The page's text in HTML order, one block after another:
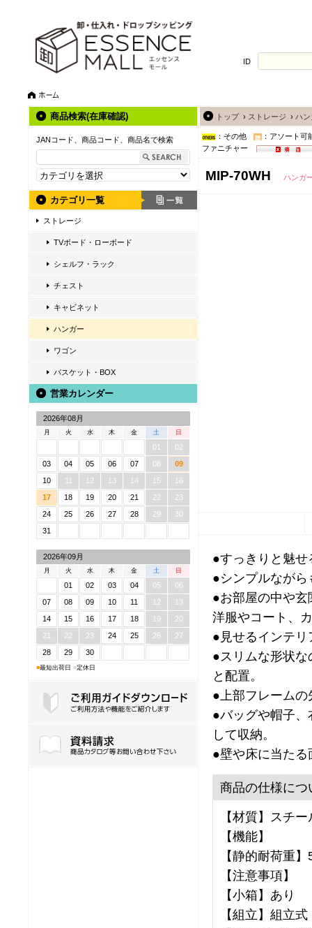
ID
商品検索(在庫確認)
JANコード、商品コード、商品名で検索
カテゴリ一覧
ストレージ
TVボード・ローボード
シェルフ・ラック
チェスト
キャビネット
ハンガー
ワゴン
バスケット・BOX
営業カレンダー
2026年08月
月 火 水 木 金 土 日
01
02
03
04 05 06 07 08
09
10
11 12 13 14 15
16
17
18 19 20 21 22
23
24
25 26 27 28 29
30
31
2026年09月
月 火 水 木 金 土 日
01 02 03 04 05
06
07
08 09 10 11 12
13
14
15 16 17 18 19
20
21
22 23 24 25 26
27
28
29 30
■最短出荷日 ■定休日
トップ› ストレージ › ハン
：その他
：アソート可
ファニチャー
MIP-70WH ハンガ
●すっきりと魅
●シンプルなが
●お部屋の中や
洋服やコート、
●見せるインテ
●スリムな形状
と配置。
●上部フレーム
●バッグや帽子
して収納。
●壁や床に当た
商品の仕様につ
【材質】スチ
【機能】
【静的耐荷重】
【注意事項】
【小箱】あり
【組立】組立式